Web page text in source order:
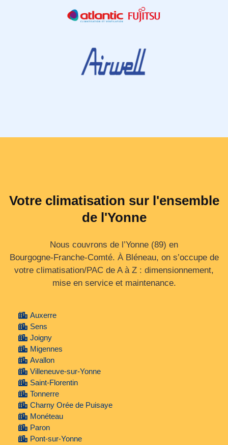
Votre climatisation sur l'ensemble
de l'Yonne
Nous couvrons de l’Yonne (89) en
Bourgogne‑Franche‑Comté. À Bléneau, on s’occupe de
votre climatisation/PAC de A à Z : dimensionnement,
mise en service et maintenance.
Auxerre
Sens
Joigny
Migennes
Avallon
Villeneuve-sur-Yonne
Saint-Florentin
Tonnerre
Charny Orée de Puisaye
Monéteau
Paron
Pont-sur-Yonne